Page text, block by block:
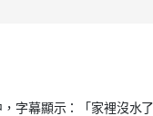
字幕顯示：「家裡沒水